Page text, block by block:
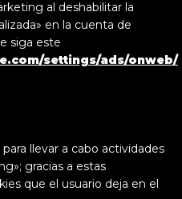
al deshabilitar la
en la cuenta de
siga este
settings/ads/onweb/
llevar a cabo actividades
gracias a estas
que el usuario deja en el